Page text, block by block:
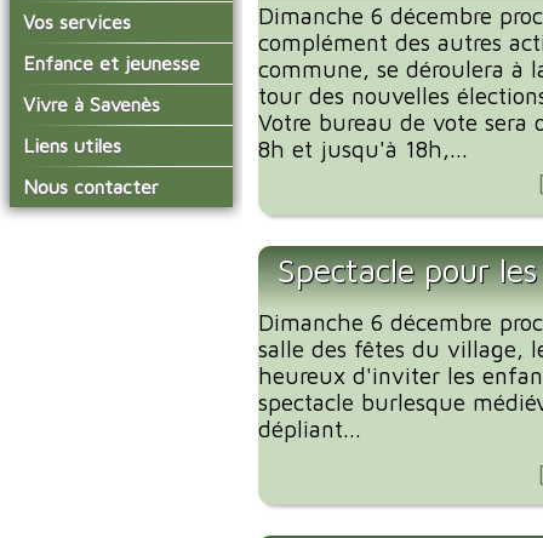
Savenès en chiffre
L'histoire du village
Actualités de Savenès
sur ladepeche.fr
Vos élus
Les compte-rendus du
conseil municipal
Les commissions
Les diverses
délégations/syndicats
L'urbanisme
Vos services
La mairie
Le service technique
Les services de l'école
Les installations
municipales
La collecte des ordures
Enfance et jeunesse
L'école primaire
La garderie et la cantine
Le temps périscolaire
La petite enfance
Vivre à Savenès
Agenda Salle des Fetes
Liens utiles
Communauté de
Communes Grand Sud
Tarn et Garonne
Nous contacter
Dimanche 6 décembre
complément des autres
commune, se déroulera à
tour des nouvelles
Votre bureau de vote sera
8h et jusqu'à 18h,...
Spectacle pour
Dimanche 6 décembre
salle des fêtes du village,
heureux d'inviter les
spectacle burlesque
dépliant...